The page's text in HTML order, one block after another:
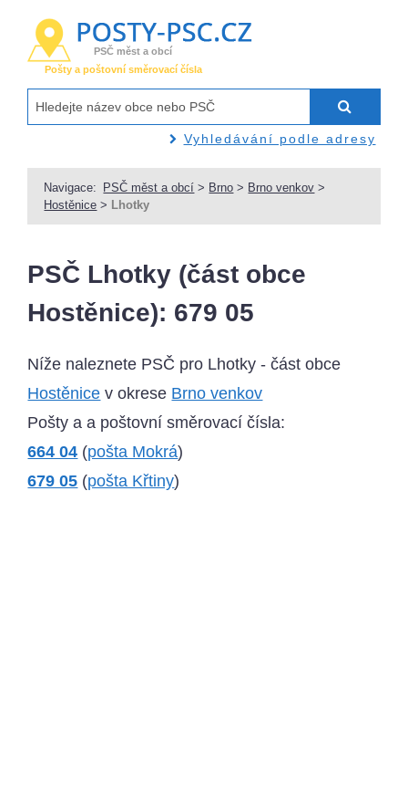
PSČ měst a obcí
Pošty a poštovní směrovací čísla
Vyhledávání podle adresy
Navigace: PSČ měst a obcí > Brno > Brno venkov >
Hostěnice > Lhotky
PSČ Lhotky (část obce
Hostěnice): 679 05
Níže naleznete PSČ pro Lhotky - část obce
Hostěnice v okrese Brno venkov
Pošty a a poštovní směrovací čísla:
664 04 (pošta Mokrá)
679 05 (pošta Křtiny)